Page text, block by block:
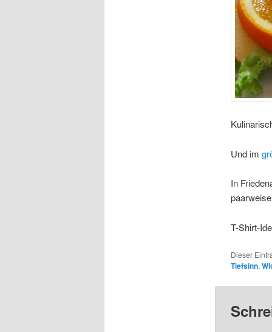
Und im
In
T-Shirt-
Dieser
Tiefsinn,